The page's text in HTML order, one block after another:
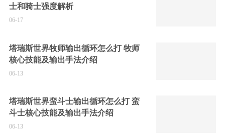
士和骑士强度解析
06-17
塔瑞斯世界牧师输出循环怎么打 牧师
核心技能及输出手法介绍
06-13
塔瑞斯世界蛮斗士输出循环怎么打 蛮
斗士核心技能及输出手法介绍
06-13